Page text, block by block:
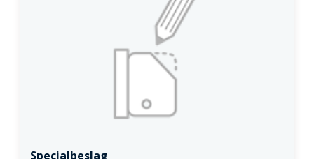
Specialbeslag